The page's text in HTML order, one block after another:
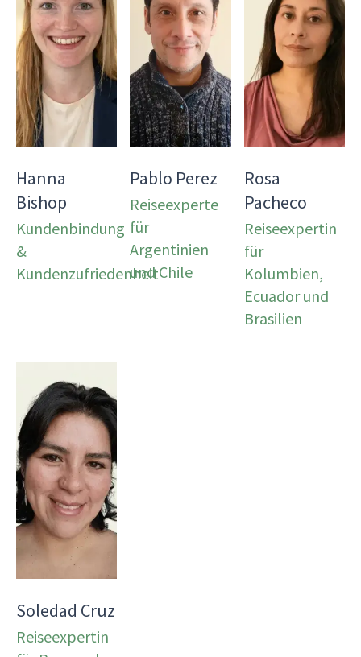
Hanna
Bishop
Kundenbindung
&
Kundenzufriedenheit
Pablo Perez
Reiseexperte
für
Argentinien
und Chile
Rosa
Pacheco
Reiseexpertin
für
Kolumbien,
Ecuador und
Brasilien
Soledad Cruz
Reiseexpertin